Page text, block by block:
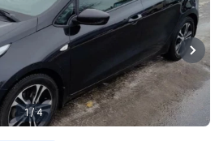
1 / 4